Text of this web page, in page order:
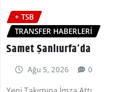
+ TSB
TRANSFER HABERLERİ
Samet Şanlıurfa’da
Ağu 5, 2026 0